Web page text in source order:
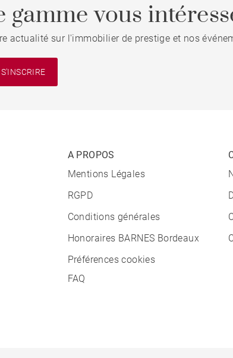
vous
actualité sur l'immobilier de prestige et nos
S'INSCRIRE
A PROPOS
Mentions Légales
RGPD
Conditions générales
Honoraires BARNES Bordeaux
Préférences cookies
FAQ